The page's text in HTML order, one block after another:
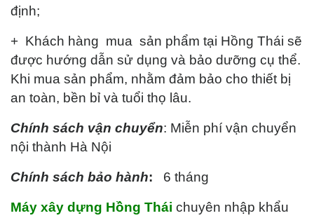
định;
+ Khách hàng mua sản phẩm tại Hồng Thái sẽ
được hướng dẫn sử dụng và bảo dưỡng cụ thể.
Khi mua sản phẩm, nhằm đảm bảo cho thiết bị
an toàn, bền bỉ và tuổi thọ lâu.
Chính sách vận chuyển: Miễn phí vận chuyển
nội thành Hà Nội
Chính sách bảo hành: 6 tháng
Máy xây dựng Hồng Thái chuyên nhập khẩu